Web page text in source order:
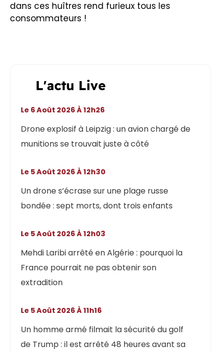
dans ces huîtres rend furieux tous les
consommateurs !
L'actu Live
Drone explosif à Leipzig : un avion chargé de
munitions se trouvait juste à côté
Le 6 Août 2026 À 12h26
Un drone s’écrase sur une plage russe
bondée : sept morts, dont trois enfants
Le 5 Août 2026 À 12h30
Mehdi Laribi arrêté en Algérie : pourquoi la
France pourrait ne pas obtenir son
extradition
Le 5 Août 2026 À 12h03
Un homme armé filmait la sécurité du golf
de Trump : il est arrêté 48 heures avant sa
Le 5 Août 2026 À 11h16